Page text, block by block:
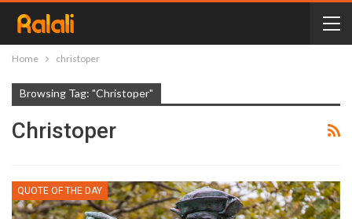
Home christoper
Browsing Tag: "christoper"
Christoper
QUOTE OF THE DAY